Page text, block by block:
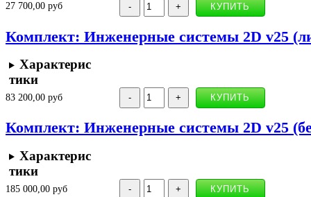
27 700,00 руб
Комплект: Инженерные системы 2D v25
Характерис
тики
83 200,00 руб
Комплект: Инженерные системы 2D v25
Характерис
тики
185 000,00 руб